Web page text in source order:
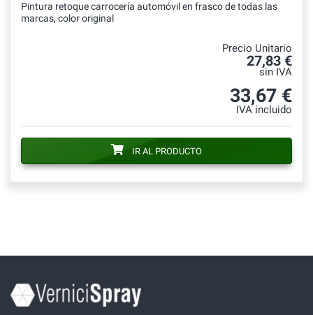
Pintura retoque carrocería automóvil en frasco de todas las
marcas, color original
Precio Unitario
27,83 €
sin IVA
33,67 €
IVA incluido
IR AL PRODUCTO